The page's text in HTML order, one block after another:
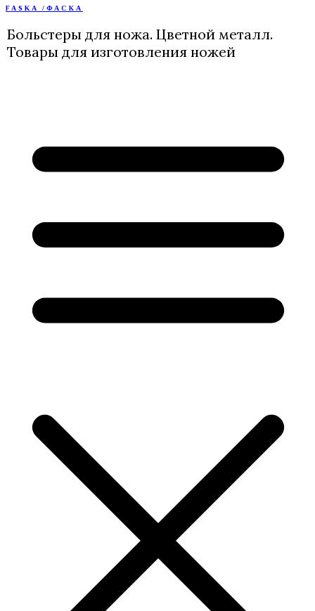
Перейти
содержимому
FASKA /ФАСКА
Больстеры для ножа. Цветной металл.
Товары для изготовления ножей